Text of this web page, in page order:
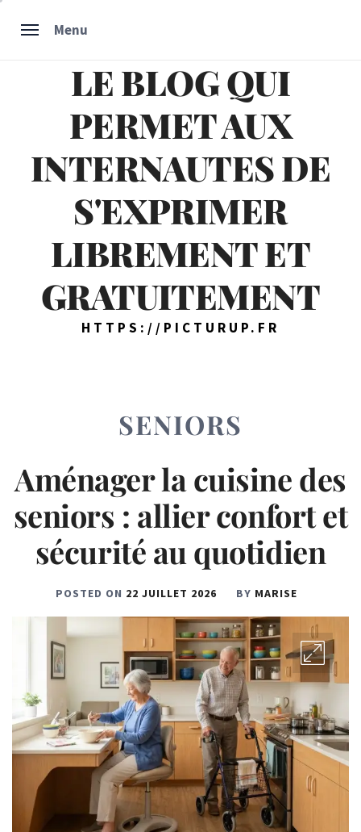
Menu
LE BLOG QUI
PERMET AUX
INTERNAUTES DE
S'EXPRIMER
LIBREMENT ET
GRATUITEMENT
HTTPS://PICTURUP.FR
SENIORS
Aménager la cuisine des
seniors : allier confort et
sécurité au quotidien
POSTED ON 22 JUILLET 2026 BY MARISE